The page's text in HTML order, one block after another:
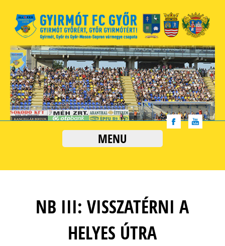
MENU
NB III: VISSZATÉRNI A
HELYES ÚTRA